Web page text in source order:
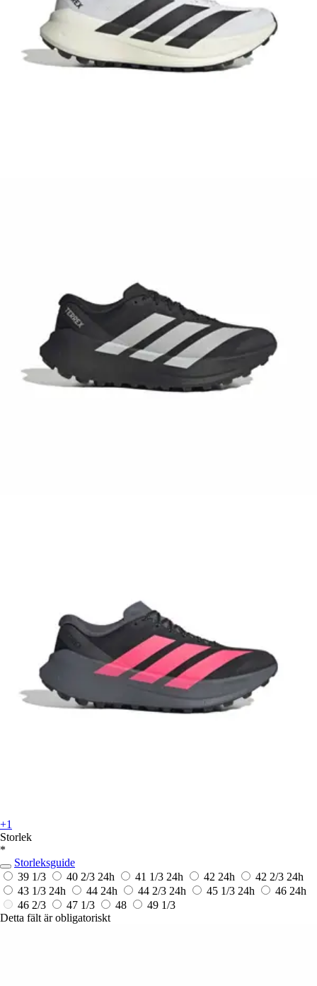
+1
Storlek
*
Storleksguide
39 1/3
40 2/3 24h 41 1/3 24h 42 24h 42 2/3 24h
43 1/3 24h 44 24h 44 2/3 24h 45 1/3 24h 46 24h
46 2/3
47 1/3 48
49 1/3
Detta fält är obligatoriskt